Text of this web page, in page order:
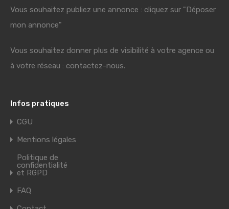
Vous souhaitez publiez une annonce : cliquez sur "Déposer
mon annonce"
Vous souhaitez donner plus de visibilité à votre agence ou
à votre réseau : contactez-nous.
Infos pratiques
CGU
Mentions légales
Politique de
confidentialité
et RGPD
FAQ